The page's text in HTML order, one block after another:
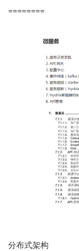
========
分布式架构